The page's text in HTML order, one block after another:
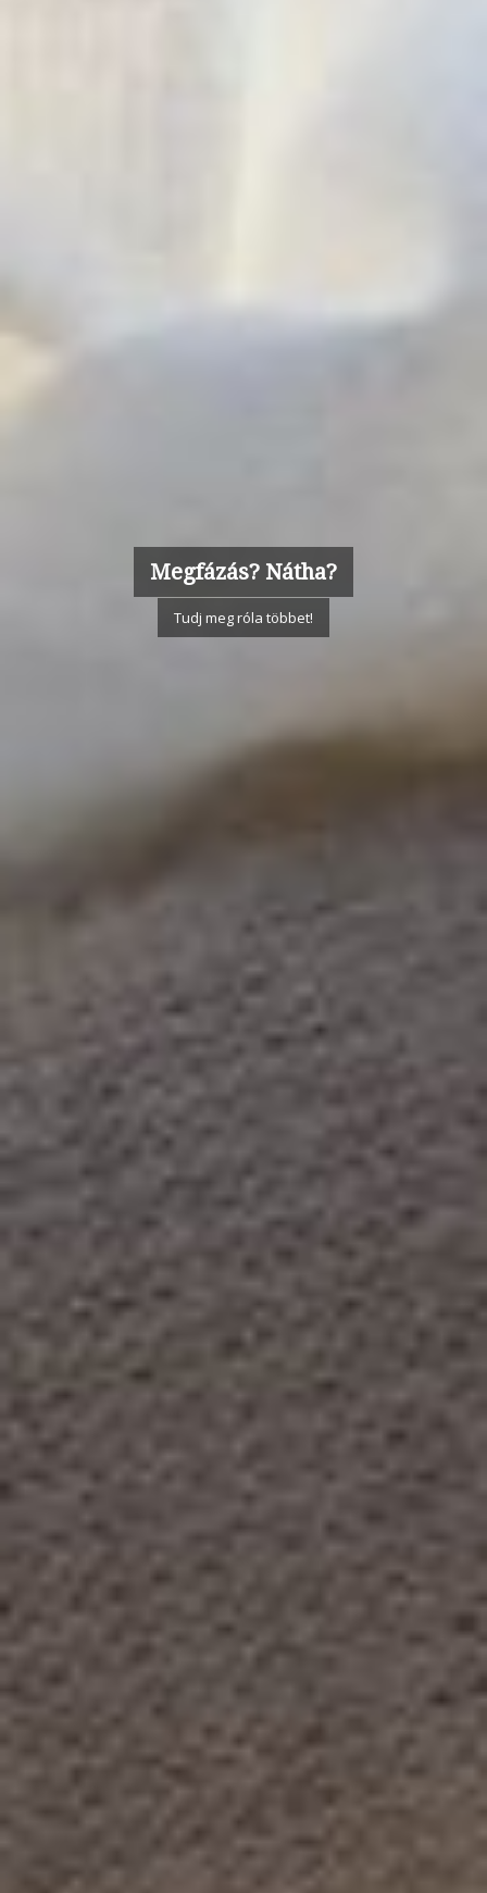
Megfázás? Nátha?
Tudj meg róla többet!